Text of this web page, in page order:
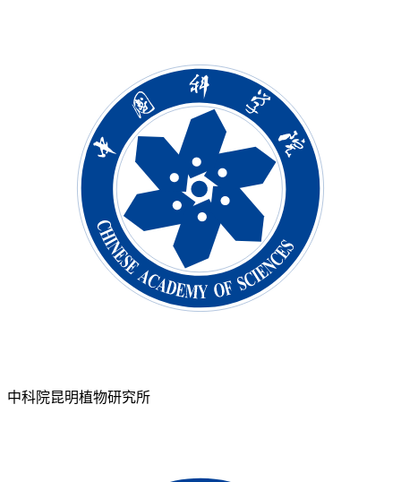
中科院昆明植物研究所